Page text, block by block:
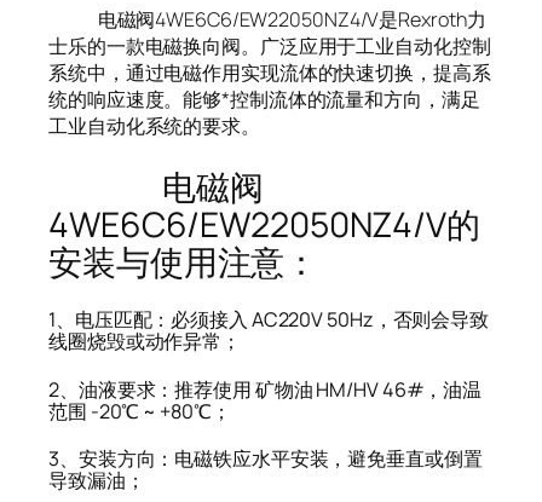
电磁阀4WE6C6/EW22050NZ4/V是Rexroth力
士乐的一款电磁换向阀。广泛应用于工业自动化控制
系统中，通过电磁作用实现流体的快速切换，提高系
统的响应速度。能够*控制流体的流量和方向，满足
工业自动化系统的要求。
电磁阀
4WE6C6/EW22050NZ4/V的
安装与使用注意：
1、电压匹配：必须接入 AC220V 50Hz，否则会导致
线圈烧毁或动作异常；
2、油液要求：推荐使用 矿物油 HM/HV 46#，油温
范围 -20℃ ~ +80℃；
3、安装方向：电磁铁应水平安装，避免垂直或倒置
导致漏油；